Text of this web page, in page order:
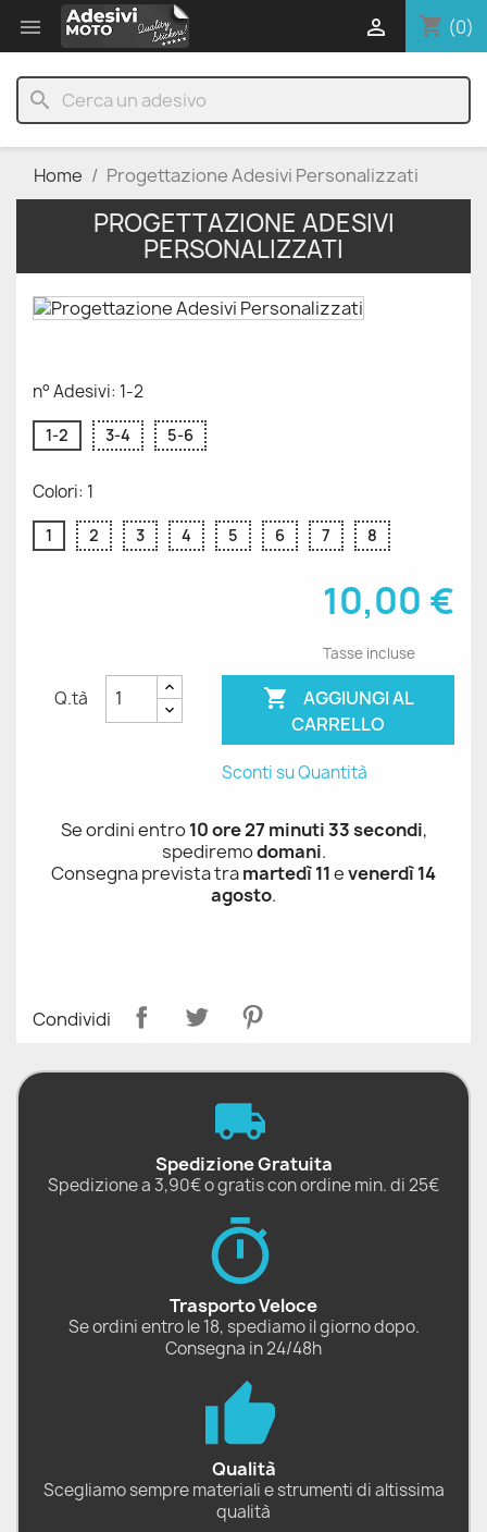
 shopping_cart (0)

search
Home Progettazione Adesivi Personalizzati
PROGETTAZIONE ADESIVI
PERSONALIZZATI
n° Adesivi: 1-2
1-2 3-4 5-6
Colori: 1
1 2 3 4 5 6 7 8
10,00 €
Tasse incluse
Q.tà 
CARRELLO
Sconti su Quantità
Se ordini entro10 ore 27 minuti 33 secondi,
spediremodomani.
Consegna prevista tramartedì 11evenerdì 14
agosto.
Condividi
Spedizione Gratuita
Spedizione a 3,90€ o gratis con ordine min. di 25€
Trasporto Veloce
Se ordini entro le 18, spediamo il giorno dopo.
Consegna in 24/48h
Qualità
Scegliamo sempre materiali e strumenti di altissima
qualità